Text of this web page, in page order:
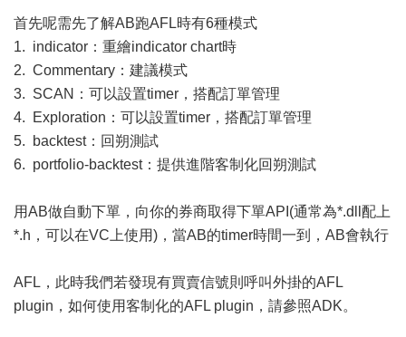
首先呢需先了解AB跑AFL時有6種模式
1. indicator：重繪indicator chart時
2. Commentary：建議模式
3. SCAN：可以設置timer，搭配訂單管理
4. Exploration：可以設置timer，搭配訂單管理
5. backtest：回朔測試
6. portfolio-backtest：提供進階客制化回朔測試
用AB做自動下單，向你的券商取得下單API(通常為*.dll配上
*.h，可以在VC上使用)，當AB的timer時間一到，AB會執行
AFL，此時我們若發現有買賣信號則呼叫外掛的AFL
plugin，如何使用客制化的AFL plugin，請參照ADK。